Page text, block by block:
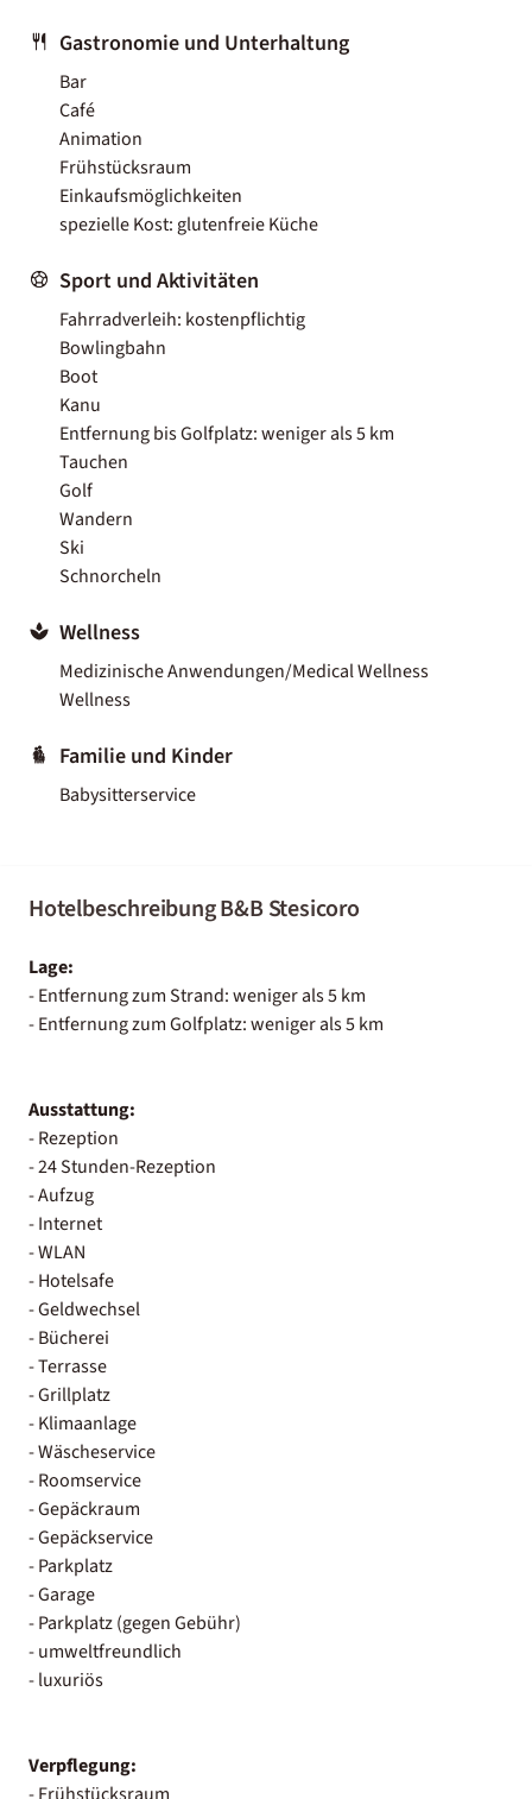
Gastronomie und Unterhaltung
Bar
Café
Animation
Frühstücksraum
Einkaufsmöglichkeiten
spezielle Kost: glutenfreie Küche
Sport und Aktivitäten
Fahrradverleih: kostenpflichtig
Bowlingbahn
Boot
Kanu
Entfernung bis Golfplatz: weniger als 5 km
Tauchen
Golf
Wandern
Ski
Schnorcheln
Wellness
Medizinische Anwendungen/Medical Wellness
Wellness
Familie und Kinder
Babysitterservice
Hotelbeschreibung B&B Stesicoro
Lage:
- Entfernung zum Strand: weniger als 5 km
- Entfernung zum Golfplatz: weniger als 5 km
Ausstattung:
- Rezeption
- 24 Stunden-Rezeption
- Aufzug
- Internet
- WLAN
- Hotelsafe
- Geldwechsel
- Bücherei
- Terrasse
- Grillplatz
- Klimaanlage
- Wäscheservice
- Roomservice
- Gepäckraum
- Gepäckservice
- Parkplatz
- Garage
- Parkplatz (gegen Gebühr)
- umweltfreundlich
- luxuriös
Verpflegung: